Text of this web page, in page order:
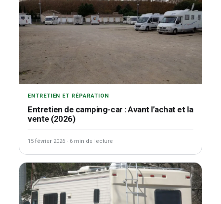
ENTRETIEN ET RÉPARATION
Entretien de camping-car : Avant l’achat et la
vente (2026)
15 février 2026 · 6 min de lecture